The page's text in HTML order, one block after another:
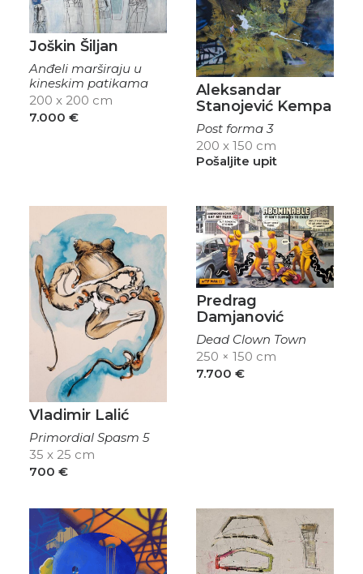
Joškin Šiljan
Anđeli marširaju u
kineskim patikama
200 x 200 cm
7.000 €
Aleksandar
Stanojević Kempa
Post forma 3
200 x 150 cm
Pošaljite upit
Vladimir Lalić
Primordial Spasm 5
35 x 25 cm
700 €
Predrag
Damjanović
Dead Clown Town
250 × 150 cm
7.700 €